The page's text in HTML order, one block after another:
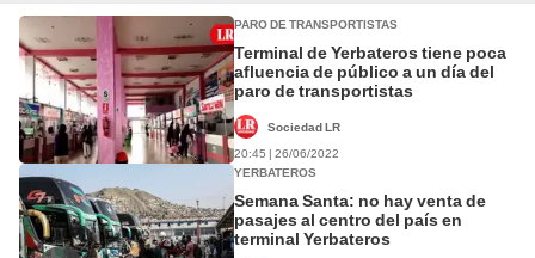
PARO DE TRANSPORTISTAS
Terminal de Yerbateros tiene poca
afluencia de público a un día del
paro de transportistas
Sociedad LR
20:45 | 26/06/2022
YERBATEROS
Semana Santa: no hay venta de
pasajes al centro del país en
terminal Yerbateros